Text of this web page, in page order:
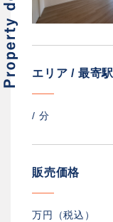
エリア / 最寄駅
/ 分
販売価格
万円（税込）